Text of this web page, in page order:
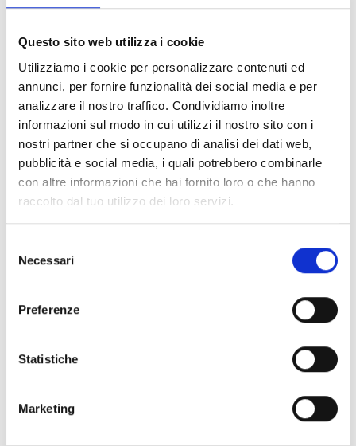
Questo sito web utilizza i cookie
Utilizziamo i cookie per personalizzare contenuti ed
annunci, per fornire funzionalità dei social media e per
analizzare il nostro traffico. Condividiamo inoltre
informazioni sul modo in cui utilizzi il nostro sito con i
nostri partner che si occupano di analisi dei dati web,
pubblicità e social media, i quali potrebbero combinarle
con altre informazioni che hai fornito loro o che hanno
raccolto dal tuo utilizzo dei loro servizi.
delNecessari
Preferenze
Statistiche
Marketing